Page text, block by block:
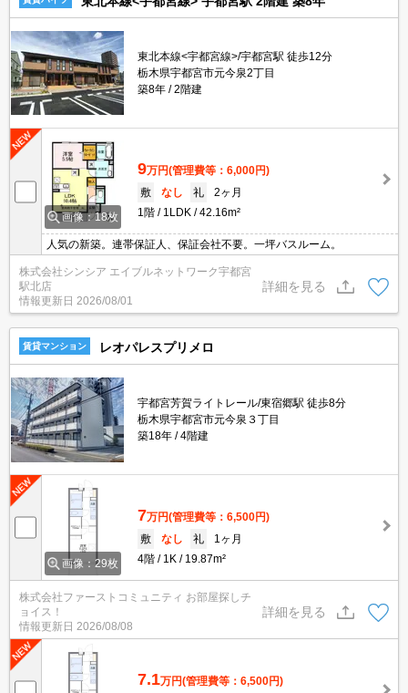
東北本線<宇都宮線>/宇都宮駅 徒歩12分
栃木県宇都宮市元今泉2丁目
築8年
2階建
画像：18枚
9万円(管理費等：6,000円)
敷
なし 礼
2ヶ月
1階
1LDK 42.16m²
人気の新築。連帯保証人、保証会社不要。一坪バスルーム。
株式会社シンシア エイブルネットワーク宇都宮
駅北店
情報更新日 2026/08/01
詳細を見る
賃貸マンション レオパレスプリメロ
宇都宮芳賀ライトレール/東宿郷駅 徒歩8分
栃木県宇都宮市元今泉３丁目
築18年
4階建
画像：29枚
7万円(管理費等：6,500円)
敷
なし 礼
1ヶ月
4階
1K 19.87m²
株式会社ファーストコミュニティ お部屋探しチ
ョイス！
情報更新日 2026/08/08
詳細を見る
7.1万円(管理費等：6,500円)